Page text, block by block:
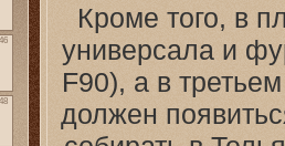
Кроме того, в
универсала и
F90), а в
должен